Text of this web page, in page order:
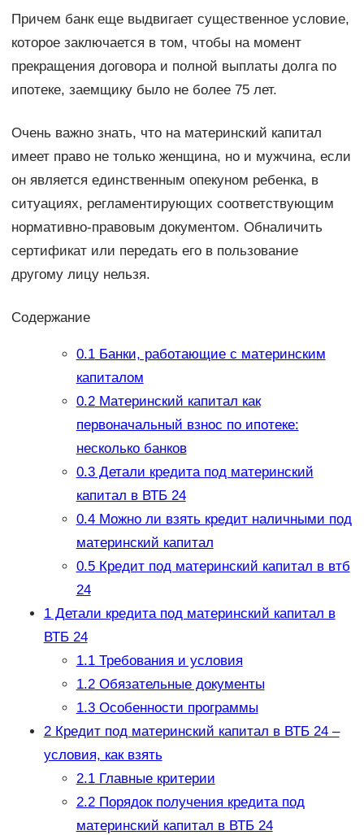
Причем банк еще выдвигает существенное условие,
которое заключается в том, чтобы на момент
прекращения договора и полной выплаты долга по
ипотеке, заемщику было не более 75 лет.
Очень важно знать, что на материнский капитал
имеет право не только женщина, но и мужчина, если
он является единственным опекуном ребенка, в
ситуациях, регламентирующих соответствующим
нормативно-правовым документом. Обналичить
сертификат или передать его в пользование
другому лицу нельзя.
Содержание
0.1Банки, работающие с материнским
капиталом
0.2Материнский капитал как
первоначальный взнос по ипотеке:
несколько банков
0.3Детали кредита под материнский
капитал в ВТБ 24
0.4Можно ли взять кредит наличными под
материнский капитал
0.5Кредит под материнский капитал в втб
24
1Детали кредита под материнский капитал в
ВТБ 24
1.1Требования и условия
1.2Обязательные документы
1.3Особенности программы
2Кредит под материнский капитал в ВТБ 24 –
условия, как взять
2.1Главные критерии
2.2Порядок получения кредита под
материнский капитал в ВТБ 24